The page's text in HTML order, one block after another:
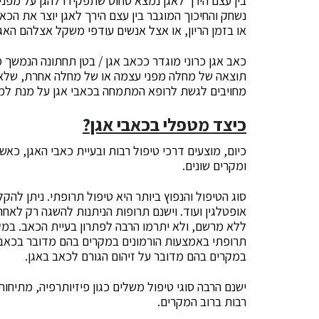
נשחק והחיכוך המוגבר בין עצם הירך לאגן יוצר את
או בזמן הריון, או אצל אנשים עודפי משקל אצלהם
כאב אגן כרוני מוגדר ככאב אגן / בטן תחתונה הנמשך מעל ל- 6
תוצאה של מחלה מפני עצמה או של מחלה אחרת, שלא
מחויבים לגשת לרופא המתמחה בכאבי אגן על מנת
כיצד מטפלי בכאבי אגן?
כיום, מוצעים דרכי טיפול רבות ובעיית כאבי
ומקרים שונים.
סוג הטיפול והנפוץ ביותר היא טיפול תרופתי. ניתן
אופטלגין ועוד. וישנם תרופות הניתנות להשגה רק
ללא מרשם, ולא יתרמו הרבה לפתרון בעיית הכאב.
תרופתי באמצעות הורמונים במקרים בהם מדובר בכאב
במקרים בהם מדובר על זיהום הגורם לכאב באגן.
ישנם הרבה סוגי טיפול משלים כגון פיזיותרפיה,
רבות ברוב המקרים.